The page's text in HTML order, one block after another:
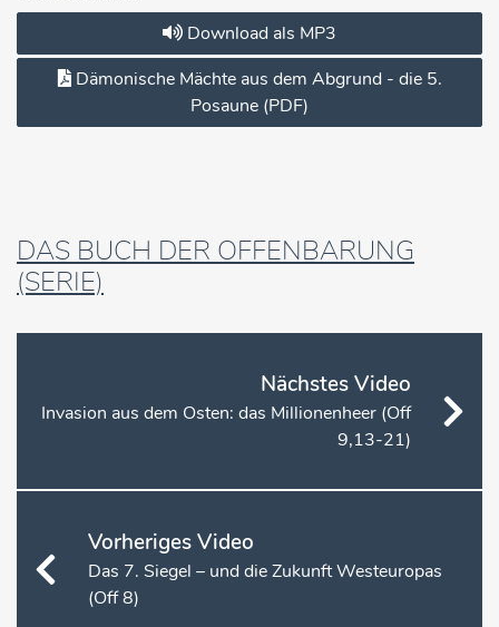
Download als MP3
Dämonische Mächte aus dem Abgrund - die 5.
Posaune (PDF)
DAS BUCH DER OFFENBARUNG
(SERIE)
Nächstes Video
Invasion aus dem Osten: das Millionenheer (Off
9,13-21)
Vorheriges Video
Das 7. Siegel – und die Zukunft Westeuropas
(Off 8)